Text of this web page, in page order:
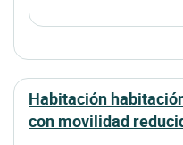
habitación habitación accesible para personas
con movilidad